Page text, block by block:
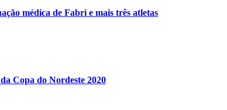
médica de Fabri e mais três atletas
Copa do Nordeste 2020